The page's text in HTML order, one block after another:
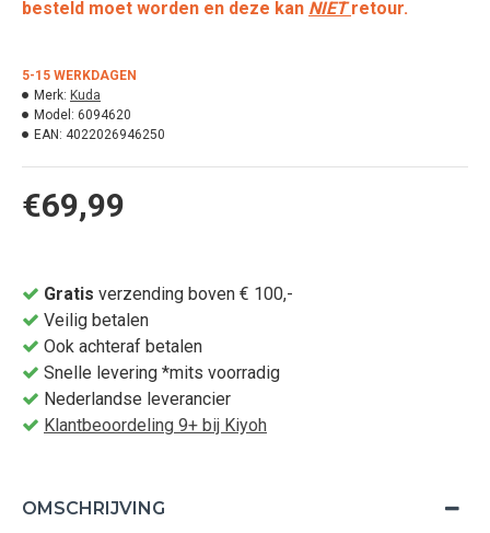
besteld moet worden en deze kan NIETretour.
€69,99
5-15 WERKDAGEN
Merk: Kuda
Model: 6094620
EAN: 4022026946250
Gratis verzending boven € 100,-
Veilig betalen
Ook achteraf betalen
Snelle levering *mits voorradig
Nederlandse leverancier
Klantbeoordeling 9+ bij Kiyoh
OMSCHRIJVING